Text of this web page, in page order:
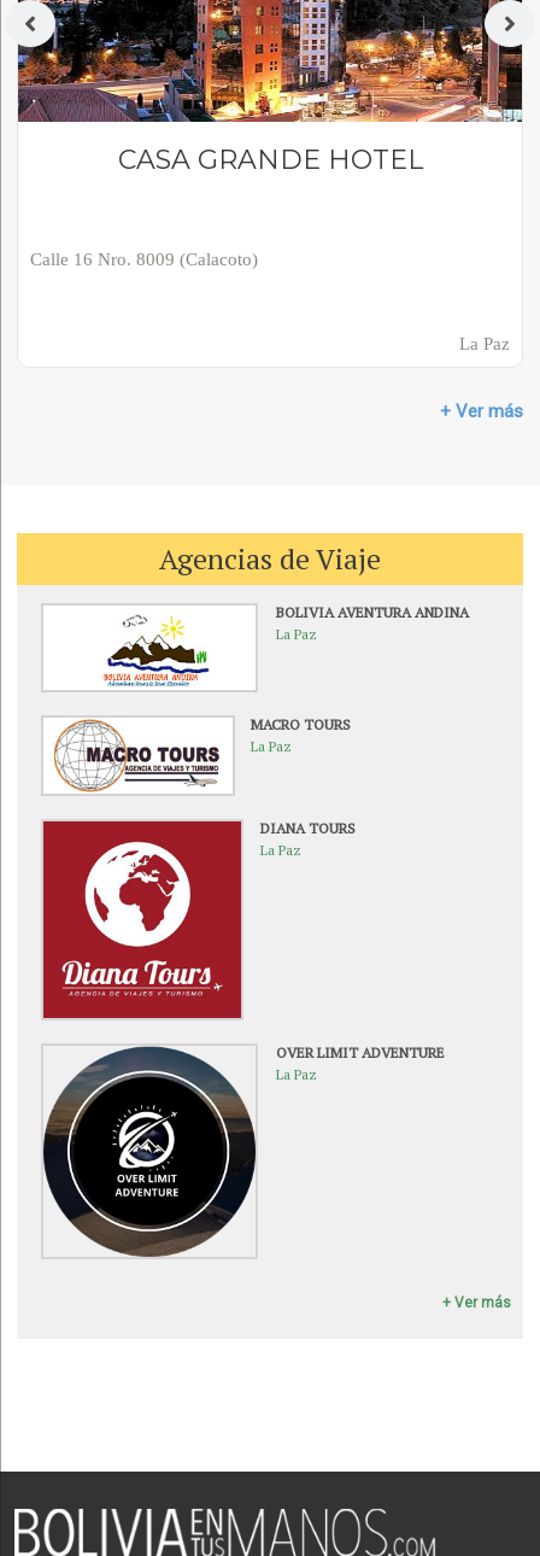
CASA GRANDE HOTEL
Calle 16 Nro. 8009 (Calacoto)
La Paz
+ Ver más
Agencias de Viaje
BOLIVIA AVENTURA ANDINA
La Paz
MACRO TOURS
La Paz
DIANA TOURS
La Paz
OVER LIMIT ADVENTURE
La Paz
+ Ver más